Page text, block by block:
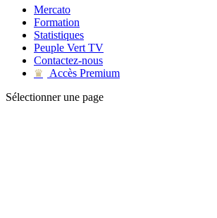
Mercato
Formation
Statistiques
Peuple Vert TV
Contactez-nous
♛
Accès Premium
Sélectionner une page